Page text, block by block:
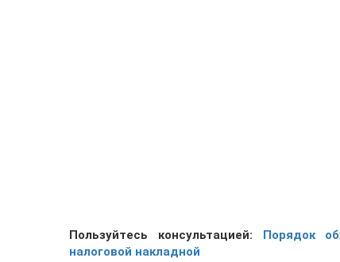
Пользуйтесь консультацией:
Порядок
налоговой накладной